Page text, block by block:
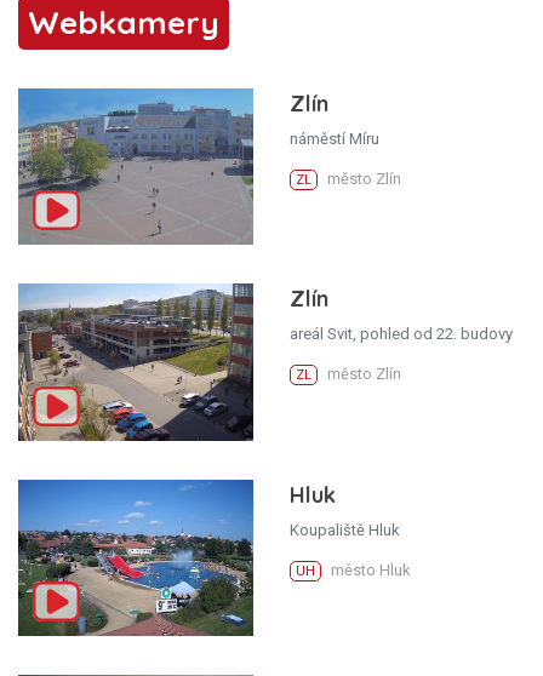
Webkamery
Zlín
náměstí Míru
ZL město Zlín
Zlín
areál Svit, pohled od 22. budovy
ZL město Zlín
Hluk
Koupaliště Hluk
UH město Hluk